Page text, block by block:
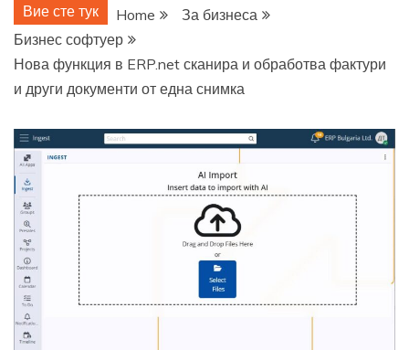
Вие сте тук Home
За бизнеса
Бизнес софтуер
Нова функция в ERP.net сканира и обработва фактури
и други документи от една снимка